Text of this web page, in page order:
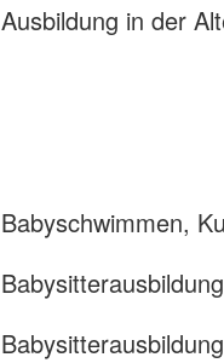
Ausbildung in der
Babyschwimmen,